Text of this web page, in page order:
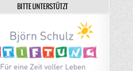
BITTE UNTERSTÜTZT